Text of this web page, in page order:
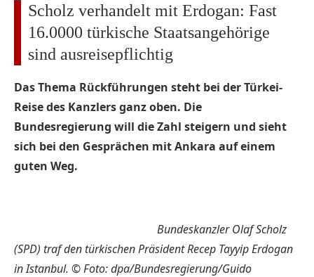
Scholz verhandelt mit Erdogan: Fast
16.0000 türkische Staatsangehörige
sind ausreisepflichtig
Das Thema Rückführungen steht bei der Türkei-
Reise des Kanzlers ganz oben. Die
Bundesregierung will die Zahl steigern und sieht
sich bei den Gesprächen mit Ankara auf einem
guten Weg.
Bundeskanzler Olaf Scholz
(SPD) traf den türkischen Präsident Recep Tayyip Erdogan
in Istanbul. © Foto: dpa/Bundesregierung/Guido